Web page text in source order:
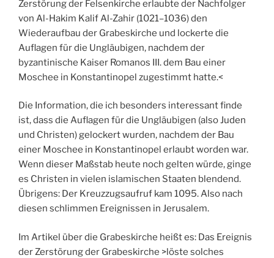
Zerstörung der Felsenkirche erlaubte der Nachfolger
von Al-Hakim Kalif Al-Zahir (1021–1036) den
Wiederaufbau der Grabeskirche und lockerte die
Auflagen für die Ungläubigen, nachdem der
byzantinische Kaiser Romanos III. dem Bau einer
Moschee in Konstantinopel zugestimmt hatte.<
Die Information, die ich besonders interessant finde
ist, dass die Auflagen für die Ungläubigen (also Juden
und Christen) gelockert wurden, nachdem der Bau
einer Moschee in Konstantinopel erlaubt worden war.
Wenn dieser Maßstab heute noch gelten würde, ginge
es Christen in vielen islamischen Staaten blendend.
Übrigens: Der Kreuzzugsaufruf kam 1095. Also nach
diesen schlimmen Ereignissen in Jerusalem.
Im Artikel über die Grabeskirche heißt es: Das Ereignis
der Zerstörung der Grabeskirche >löste solches